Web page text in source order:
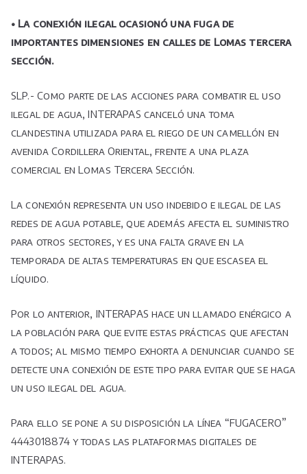
cancela
toma
era
usada
para
regar
• La conexión ilegal ocasionó una fuga de
importantes dimensiones en calles de Lomas tercera
sección.
SLP.- Como parte de las acciones para combatir el uso
ilegal de agua, INTERAPAS canceló una toma
clandestina utilizada para el riego de un camellón en
avenida Cordillera Oriental, frente a una plaza
comercial en Lomas Tercera Sección.
La conexión representa un uso indebido e ilegal de las
redes de agua potable, que además afecta el suministro
para otros sectores, y es una falta grave en la
temporada de altas temperaturas en que escasea el
líquido.
Por lo anterior, INTERAPAS hace un llamado enérgico a
la población para que evite estas prácticas que afectan
a todos; al mismo tiempo exhorta a denunciar cuando se
detecte una conexión de este tipo para evitar que se haga
un uso ilegal del agua.
Para ello se pone a su disposición la línea “FUGACERO”
4443018874 y todas las plataformas digitales de
INTERAPAS.